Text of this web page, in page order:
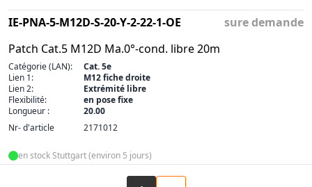
IE-PNA-5-M12D-S-20-Y-2-22-1-OE
Patch Cat.5 M12D Ma.0°-cond. libre 20m
sure demande
Catégorie (LAN):
Cat. 5e
Lien 1:
M12 fiche droite
Lien 2:
Extrémité libre
Flexibilité:
en pose fixe
Longueur :
20.00
Nr- d'article
2171012
en stock Stuttgart (environ 5 jours)